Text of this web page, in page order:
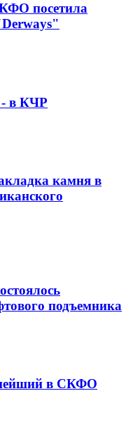
посетила
в КЧР
камня в
подъемника
в СКФО